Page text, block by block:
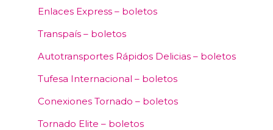
Enlaces Express – boletos
Transpaís – boletos
Autotransportes Rápidos Delicias – boletos
Tufesa Internacional – boletos
Conexiones Tornado – boletos
Tornado Elite – boletos